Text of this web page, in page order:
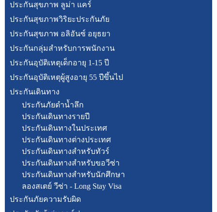
ประกันสุขภาพ ลูม่า แคร์
ประกันสุขภาพวิริยะประกันภัย
ประกันสุขภาพ อลิอันซ์ อยุธยา
ประกันกลุ่มสำหรับการพนักงาน
ประกันอุบัติเหตุเด็กอายุ 1-15 ปี
ประกันอุบัติเหตุผู้สูงอายุ 55 ปีขึ้นไป
ประกันเดินทาง
ประกันภัยดำน้ำลึก
ประกันเดินทางรายปี
ประกันเดินทางในประเทศ
ประกันเดินทางต่างประเทศ
ประกันเดินทางสำหรับทัวร์
ประกันเดินทางสำหรับขอวีซ่า
ประกันเดินทางสำหรับนักศึกษา
ลองสเตย์ วีซ่า - Long Stay Visa
ประกันภัยความรับผิด